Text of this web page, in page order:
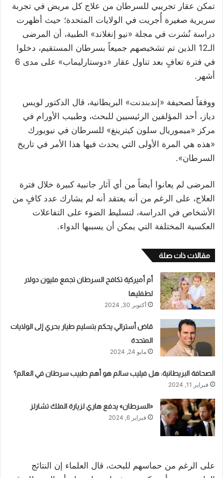
تمكن عقار تجريبي للسرطان من علاج كل مريض في تجربة
سريرية صغيرة أُجريت في الولايات المتحدة؛ حيث أظهرت
دراسة نُشرت في مجلة «نيو إنغلاند» الطبية، أن المرضى
الـ12 الذين تم تشخيصهم جميعاً بسرطان المستقيم، دخلوا
في فترة تعافٍ بعد تناول عقار «دوستارليماب» على مدى 6
أشهر.
ووفقاً لصحيفة «إندبندنت» البريطانية، قال الدكتور لويس
دياز، أحد المؤلفين الرئيسيين للبحث، وطبيب الأورام في
مركز «ميموريال سلون كيترينغ» للسرطان في نيويورك
«هذه هي المرة الأولى التي يحدث فيها هذا الأمر في تاريخ
السرطان».
المرضى لم يعانوا أيضاً من أي آثار جانبية كبيرة خلال فترة
العلاج، على الرغم من أنه يعتقد أنه لم يشارك عدد كافٍ من
الأشخاص في الدراسة، لتسليط الضوء على التفاعلات
العكسية المختلفة التي يمكن أن يسببها الدواء.
مقالات ذات صلة
أم أميركية تكافح السرطان تجمع مليون دولار
لطفليها
أكتوبر 30, 2024
قاض أسترالي يحكم بتسليم طيار بحري إلى الولايات
المتحدة
مايو 24, 2024
الصحافة البريطانية: هل فيليب سالم هو أهم طبيب سرطان في العالم؟
فبراير 11, 2024
«السرطان» يدفع هاري لزيارة الملك تشارلز
فبراير 6, 2024
على الرغم من حماسهم للبحث، قال العلماء إن النتائج